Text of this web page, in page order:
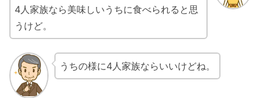
4人家族なら美味しいうちに食べられると思
うけど。
うちの様に4人家族ならいいけどね。